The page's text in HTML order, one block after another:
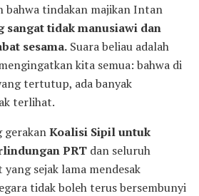
bahwa tindakan majikan Intan
sangat tidak manusiawi dan
sesama. Suara beliau adalah
kita semua: bahwa di
tertutup, ada banyak
terlihat.
gerakanKoalisi Sipil untuk
PRT dan seluruh
sejak lama mendesak
tidak boleh terus bersembunyi